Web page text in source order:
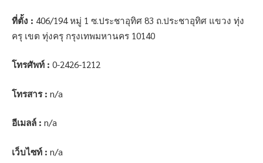
ที่ตั้ง : 406/194 หมู่ 1 ซ.ประชาอุทิศ 83 ถ.ประชาอุทิศ แขวง ทุ่ง
ครุ เขต ทุ่งครุ กรุงเทพมหานคร 10140
โทรศัพท์ : 0-2426-1212
โทรสาร : n/a
อีเมลล์ : n/a
เว็บไซท์ : n/a